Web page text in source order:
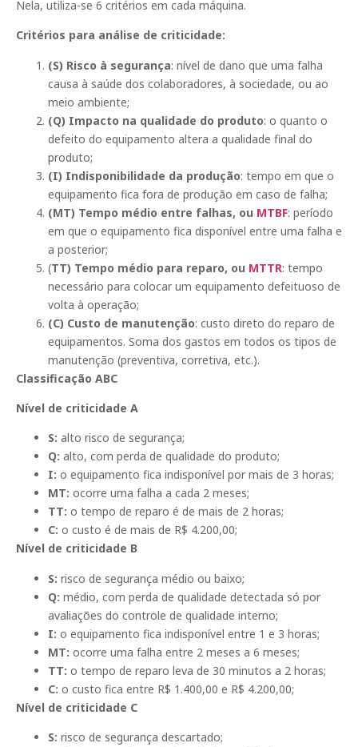
Nela, utiliza-se 6 critérios em cada máquina.
Critérios para análise de criticidade:
(S) Risco à segurança: nível de dano que uma falha
causa à saúde dos colaboradores, à sociedade, ou ao
meio ambiente;
(Q) Impacto na qualidade do produto: o quanto o
defeito do equipamento altera a qualidade final do
produto;
(I) Indisponibilidade da produção: tempo em que o
equipamento fica fora de produção em caso de falha;
(MT) Tempo médio entre falhas, ou MTBF: período
em que o equipamento fica disponível entre uma falha e
a posterior;
(TT) Tempo médio para reparo, ou MTTR: tempo
necessário para colocar um equipamento defeituoso de
volta à operação;
(C) Custo de manutenção: custo direto do reparo de
equipamentos. Soma dos gastos em todos os tipos de
manutenção (preventiva, corretiva, etc.).
Classificação ABC
Nível de criticidade A
S: alto risco de segurança;
Q: alto, com perda de qualidade do produto;
I: o equipamento fica indisponível por mais de 3 horas;
MT: ocorre uma falha a cada 2 meses;
TT: o tempo de reparo é de mais de 2 horas;
C: o custo é de mais de R$ 4.200,00;
Nível de criticidade B
S: risco de segurança médio ou baixo;
Q: médio, com perda de qualidade detectada só por
avaliações do controle de qualidade interno;
I: o equipamento fica indisponível entre 1 e 3 horas;
MT: ocorre uma falha entre 2 meses a 6 meses;
TT: o tempo de reparo leva de 30 minutos a 2 horas;
C: o custo fica entre R$ 1.400,00 e R$ 4.200,00;
Nível de criticidade C
S: risco de segurança descartado;